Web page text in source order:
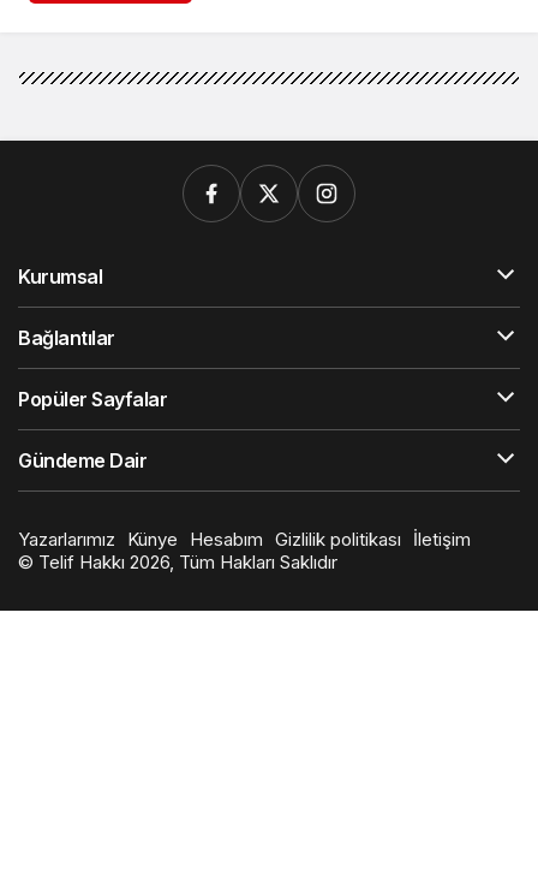
Kurumsal
Bağlantılar
Popüler Sayfalar
Gündeme Dair
Yazarlarımız Künye Hesabım Gizlilik politikası
İletişim
© Telif Hakkı 2026, Tüm Hakları Saklıdır